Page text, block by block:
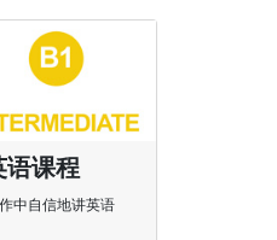
语课程
中自信地讲英语